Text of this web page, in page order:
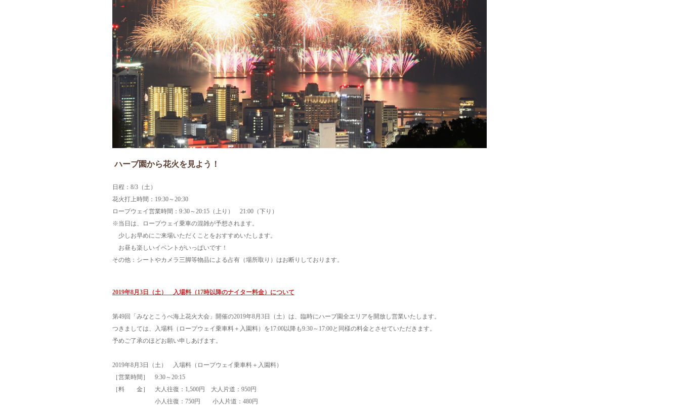
ハーブ園から花火を見よう！
日程：8/3（土）
花火打上時間：19:30～20:30
ロープウェイ営業時間：9:30～20:15（上り） 21:00（下り）
※当日は、ロープウェイ乗車の混雑が予想されます。
少しお早めにご来場いただくことをおすすめいたします。
お昼も楽しいイベントがいっぱいです！
その他： シートやカメラ三脚等物品による占有（場所取り）はお断りしております。
2019年8月3日（土） 入場料（17時以降のナイター料金）について
第49回「みなとこうべ海上花火大会」開催の2019年8月3日（土）は、臨時にハーブ園全エリアを開放し営業いたします。
つきましては、入場料（ロープウェイ乗車料＋入園料）を17:00以降も9:30～17:00と同様の料金とさせていただきます。
予めご了承のほどお願い申しあげます。
2019年8月3日（土） 入場料（ロープウェイ乗車料＋入園料）
［営業時間］ 9:30～20:15
［料 金］ 大人往復：1,500円 大人片道：950円
小人往復：750円 小人片道：480円